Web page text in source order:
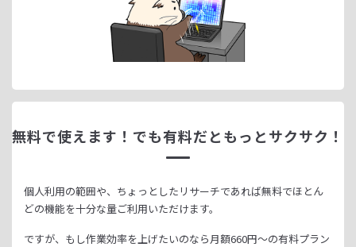
無料で使えます！ でも有料だともっとサクサク！
個人利用の範囲や、ちょっとしたリサーチであれば無料でほとん
どの機能を十分な量ご利用いただけます。
ですが、もし作業効率を上げたいのなら月額660円～の有料プラン